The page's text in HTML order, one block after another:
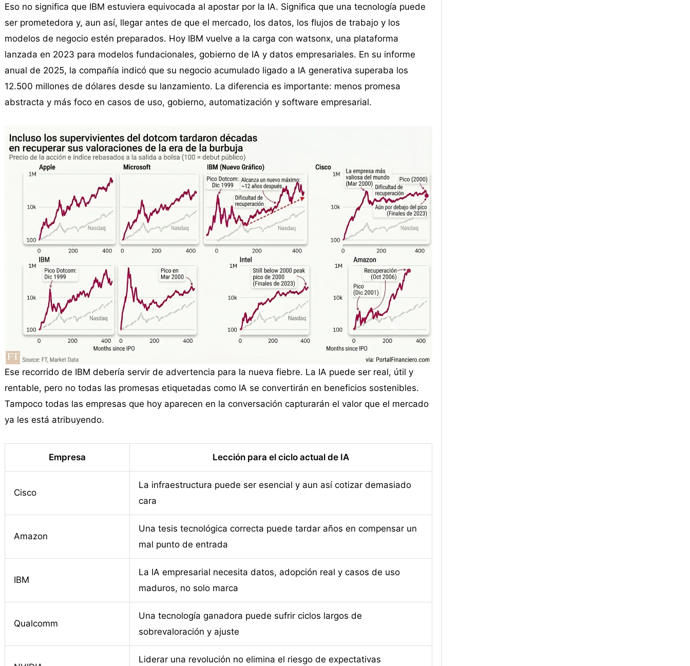
Eso no significa que IBM estuviera equivocada al apostar por la IA. Significa que una tecnología puede
ser prometedora y, aun así, llegar antes de que el mercado, los datos, los flujos de trabajo y los
modelos de negocio estén preparados. Hoy IBM vuelve a la carga con watsonx, una plataforma
lanzada en 2023 para modelos fundacionales, gobierno de IA y datos empresariales. En su informe
anual de 2025, la compañía indicó que su negocio acumulado ligado a IA generativa superaba los
12.500 millones de dólares desde su lanzamiento. La diferencia es importante: menos promesa
abstracta y más foco en casos de uso, gobierno, automatización y software empresarial.
Ese recorrido de IBM debería servir de advertencia para la nueva fiebre. La IA puede ser real, útil y
rentable, pero no todas las promesas etiquetadas como IA se convertirán en beneficios sostenibles.
Tampoco todas las empresas que hoy aparecen en la conversación capturarán el valor que el mercado
ya les está atribuyendo.
Empresa Lección para el ciclo actual de IA
Cisco
La infraestructura puede ser esencial y aun así cotizar demasiado
cara
Amazon
Una tesis tecnológica correcta puede tardar años en compensar un
mal punto de entrada
IBM
La IA empresarial necesita datos, adopción real y casos de uso
maduros, no solo marca
Qualcomm
Una tecnología ganadora puede sufrir ciclos largos de
sobrevaloración y ajuste
Liderar una revolución no elimina el riesgo de expectativas